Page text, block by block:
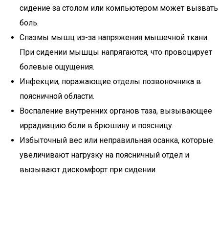
сидение за столом или компьютером может вызвать
боль.
Спазмы мышц из-за напряжения мышечной ткани.
При сидении мышцы напрягаются, что провоцирует
болевые ощущения.
Инфекции, поражающие отделы позвоночника в
поясничной области.
Воспаление внутренних органов таза, вызывающее
иррадиацию боли в брюшину и поясницу.
Избыточный вес или неправильная осанка, которые
увеличивают нагрузку на поясничный отдел и
вызывают дискомфорт при сидении.